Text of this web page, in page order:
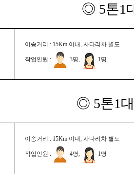
◎ 5톤1
이송거리 : 15Km 이내, 사다리차 별도
작업인원 : 3명, 1명
◎ 5톤1
이송거리 : 15Km 이내, 사다리차 별도
작업인원 : 4명, 1명